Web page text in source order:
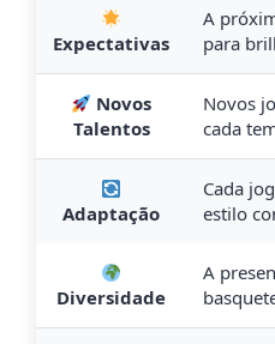
Expectativas
A
para
Novos
Talentos
Novos
cada
Adaptação
Cada
estilo
Diversidade
A